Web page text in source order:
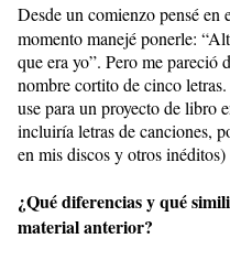
Desde un comienzo pensé en
momento manejé ponerle:
que era yo”. Pero me pareció
nombre cortito de cinco
use para un proyecto de libro
incluiría letras de canciones,
en mis discos y otros inéditos)
¿Qué diferencias y qué
material anterior?